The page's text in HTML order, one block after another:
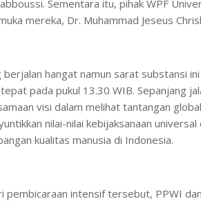
Sementara itu, pihak WPF
mereka, Dr. Muhammad Jeseus
hangat namun sarat substansi
pada pukul 13.30 WIB. Sepanjang
visi dalam melihat tantangan
nilai-nilai kebijaksanaan
kualitas manusia di Indonesia.
pembicaraan intensif tersebut, PPWI